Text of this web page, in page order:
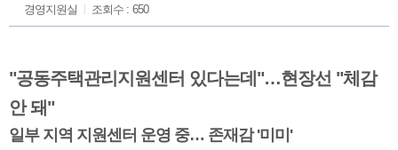
경영지원실
조회수 : 650
"공동주택관리지원센터 있다는데"…현장선 "체감
안 돼"
일부 지역 지원센터 운영 중… 존재감 '미미'